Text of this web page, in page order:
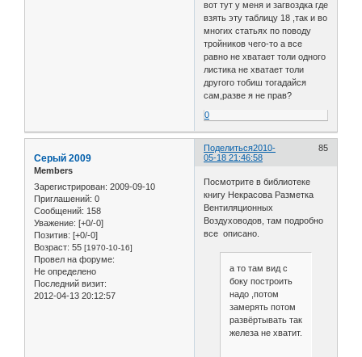
вот тут у меня и загвоздка где
взять эту таблицу 18 ,так и во
многих статьях по поводу
тройников чего-то а все
равно не хватает толи одного
листика не хватает толи
другого тобиш тогадайся
сам,разве я не прав?
0
Поделиться 85
2010-
05-18 21:46:58
Серый 2009
Members
Зарегистрирован: 2009-09-10
Приглашений: 0
Сообщений: 158
Уважение: [+0/-0]
Позитив: [+0/-0]
Возраст: 55 [1970-10-16]
Провел на форуме:
Не определено
Последний визит:
2012-04-13 20:12:57
Посмотрите в библиотеке
книгу Некрасова Разметка
Вентиляционных
Воздуховодов, там подробно
все описано.
а то там вид с
боку построить
надо ,потом
замерять потом
развёртывать так
железа не хватит.